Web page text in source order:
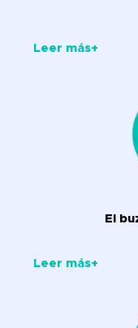
Leer más+
El
Leer más+